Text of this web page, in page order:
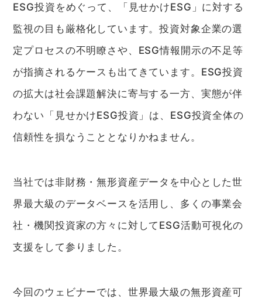
ESG投資をめぐって、「見せかけESG」に対する
監視の目も厳格化しています。投資対象企業の選
定プロセスの不明瞭さや、ESG情報開示の不足等
が指摘されるケースも出てきています。ESG投資
の拡大は社会課題解決に寄与する一方、実態が伴
わない「見せかけESG投資」は、ESG投資全体の
信頼性を損なうこととなりかねません。
当社では非財務・無形資産データを中心とした世
界最大級のデータベースを活用し、多くの事業会
社・機関投資家の方々に対してESG活動可視化の
支援をして参りました。
今回のウェビナーでは、世界最大級の無形資産可